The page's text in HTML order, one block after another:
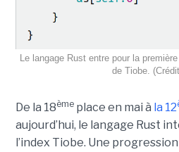
Le langage Rust entre pour la
de Tiobe.
De la 18èmeplace en mai à la 12
aujourd’hui, le langage Rust
l’index Tiobe. Une